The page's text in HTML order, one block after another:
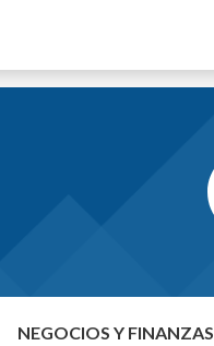
NEGOCIOS Y FINANZAS